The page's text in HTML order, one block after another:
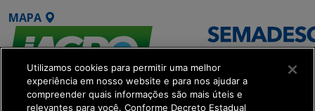
MAPA
Utilizamos cookies para permitir uma melhor
experiência em nosso website e para nos ajudar a
compreender quais informações são mais úteis e
relevantes para você. Conforme Decreto Estadual